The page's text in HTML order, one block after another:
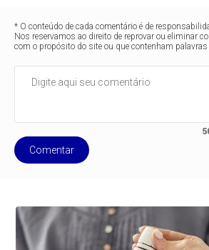
* O conteúdo de cada comentário é de
Nos reservamos ao direito de reprovar ou eliminar
com o propósito do site ou que contenham
Comentar